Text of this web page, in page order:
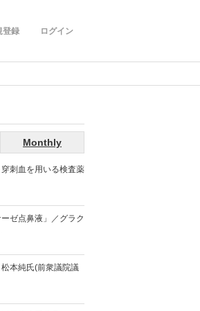
ログイン
登録
Monthly
穿刺血を用いる検査薬
ゼ点鼻液」／グラク
松本純氏(前衆議院議